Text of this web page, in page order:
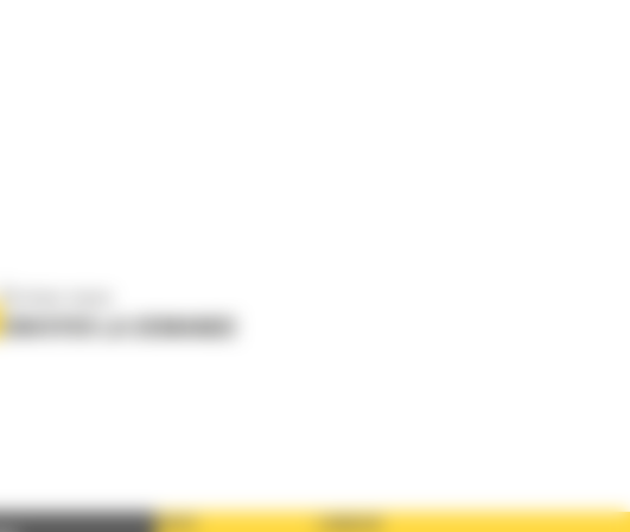
Écrivez-nous
ENVOYER LA DEMANDE
PAYS LANGUE